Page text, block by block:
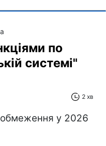
по
системі"
2 хв
обмеження у 2026